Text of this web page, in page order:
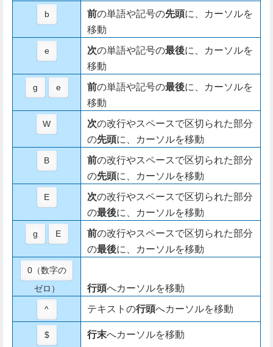
b 前の単語や記号の先頭に、カーソルを
移動
e 次の単語や記号の最後に、カーソルを
移動
g e 前の単語や記号の最後に、カーソルを
移動
W 次の改行やスペースで区切られた部分
の先頭に、カーソルを移動
B 前の改行やスペースで区切られた部分
の先頭に、カーソルを移動
E 次の改行やスペースで区切られた部分
の最後に、カーソルを移動
g E 前の改行やスペースで区切られた部分
の最後に、カーソルを移動
0（数字の
ゼロ）
行頭へカーソルを移動
^ テキストの行頭へカーソルを移動
$ 行末へカーソルを移動